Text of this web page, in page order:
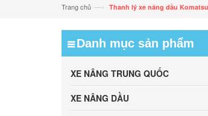
Trang chủ —› Thanh lý xe nâng dầu
Danh mục sản phẩm
XE NÂNG TRUNG QUỐC
XE NÂNG DẦU